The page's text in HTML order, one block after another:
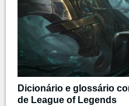
Dicionário e glossário
de League of Legends